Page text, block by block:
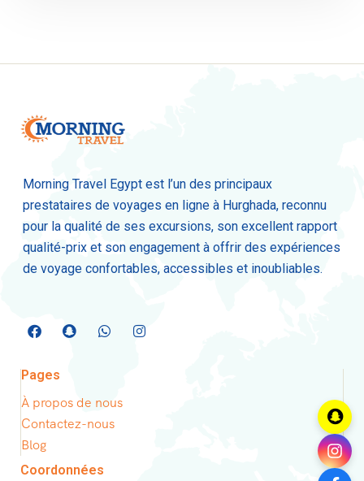
Morning Travel Egypt est l’un des principaux
prestataires de voyages en ligne à Hurghada, reconnu
pour la qualité de ses excursions, son excellent rapport
qualité-prix et son engagement à offrir des expériences
de voyage confortables, accessibles et inoubliables.
Pages
À propos de nous
Contactez-nous
Blog
Coordonnées